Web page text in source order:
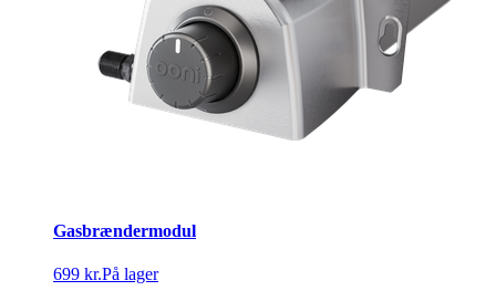
Gasbrændermodul
699 kr.På lager